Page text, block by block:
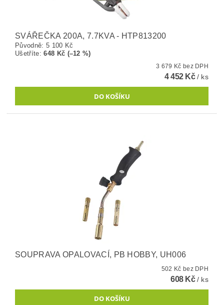
SVÁŘEČKA 200A, 7.7KVA - HTP813200
Původně: 5 100 Kč
Ušetříte:648 Kč (–12 %)
3 679 Kč bez DPH
4 452 Kč/ ks
SOUPRAVA OPALOVACÍ, PB HOBBY, UH006
502 Kč bez DPH
608 Kč/ ks